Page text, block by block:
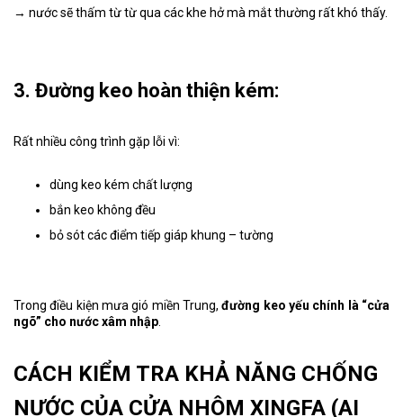
→ nước sẽ thấm từ từ qua các khe hở mà mắt thường rất khó thấy.
3. Đường keo hoàn thiện kém:
Rất nhiều công trình gặp lỗi vì:
dùng keo kém chất lượng
bắn keo không đều
bỏ sót các điểm tiếp giáp khung – tường
Trong điều kiện mưa gió miền Trung,đường keo yếu chính là “cửa
ngõ” cho nước xâm nhập
CÁCH KIỂM TRA KHẢ NĂNG CHỐNG
NƯỚC CỦA CỬA NHÔM XINGFA (AI